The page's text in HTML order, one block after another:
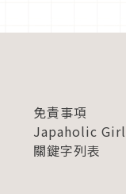
免責事項
Japaholic
關鍵字列表